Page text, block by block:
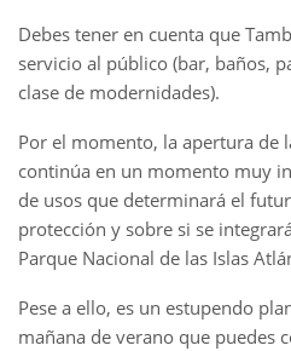
Debes tener en cuenta que
servicio al público (bar, baños,
clase de modernidades).
Por el momento, la apertura de
continúa en un momento muy
de usos que determinará el
protección y sobre si se
Parque Nacional de las Islas
Pese a ello, es un estupendo
mañana de verano que puedes